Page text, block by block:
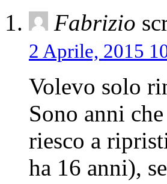
Fabrizio
2 Aprile, 2015
Volevo solo
Sono anni
riesco a
ha 16 anni),